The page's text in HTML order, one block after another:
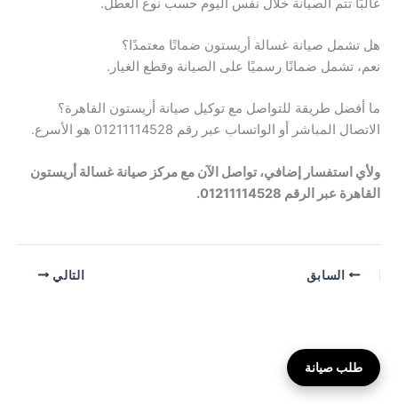
طلب صيانة
غالبًا تتم الصيانة خلال نفس اليوم حسب نوع العطل.
هل تشمل صيانة غسالة أريستون ضمانًا معتمدًا؟
نعم، تشمل ضمانًا رسميًا على الصيانة وقطع الغيار.
ما أفضل طريقة للتواصل مع توكيل صيانة أريستون القاهرة؟
الاتصال المباشر أو الواتساب عبر رقم 01211114528 هو الأسرع.
ولأي استفسار إضافي، تواصل الآن مع مركز صيانة غسالة أريستون
القاهرة عبر الرقم 01211114528.
السابق التالي